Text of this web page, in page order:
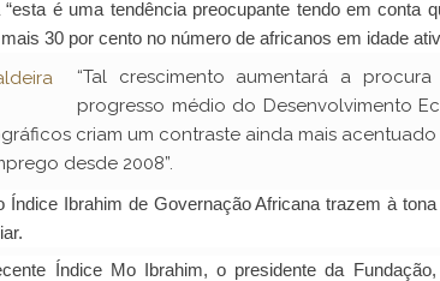
é uma tendência preocupante tendo em conta
30 por cento no número de africanos em idade
“Tal crescimento aumentará a
progresso médio do Desenvolvimento
criam um contraste ainda mais
desde 2008”.
Índice Ibrahim de Governação Africana trazem à
Índice Mo Ibrahim, o presidente da